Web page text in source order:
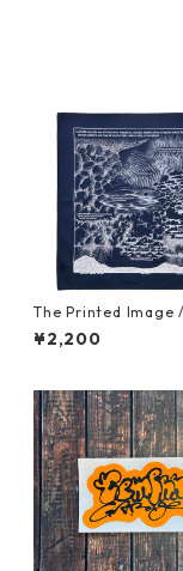
The Printed Image /
ャープリントバンダ
¥2,200